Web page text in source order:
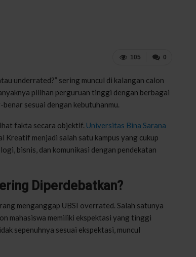
0
105
underrated?” sering muncul di kalangan calon
pilihan perguruan tinggi dengan berbagai
sesuai dengan kebutuhanmu.
fakta secara objektif. Universitas Bina Sarana
Kreatif menjadi salah satu kampus yang cukup
bisnis, dan komunikasi dengan pendekatan
Diperdebatkan?
menganggap UBSI overrated. Salah satunya
mahasiswa memiliki ekspektasi yang tinggi
sepenuhnya sesuai ekspektasi, muncul